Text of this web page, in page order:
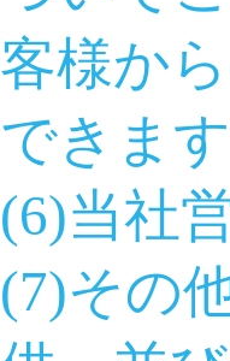
客様か
できます
(6)当社
(7)その